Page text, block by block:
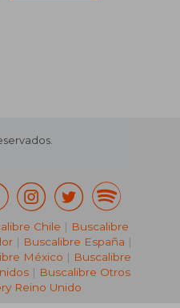
Chile | Buscalibre
| Buscalibre España |
México | Buscalibre
| Buscalibre Otros
Reino Unido